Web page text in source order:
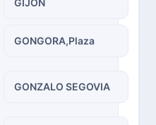
GIJON
GONGORA,Plaza
GONZALO SEGOVIA